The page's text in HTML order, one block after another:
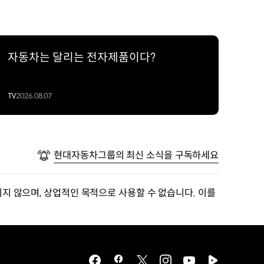
자동차는 달리는 전자제품이다?
TV2026.08.07
현대자동차그룹의 최신 소식을 구독하세요
않으며, 상업적인 목적으로 사용할 수 없습니다. 이를